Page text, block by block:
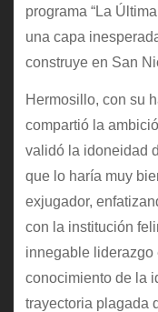
programa “La
una capa
construye en San
Hermosillo, con su
compartió la
validó la idoneidad
que lo haría muy
exjugador,
con la institución
innegable liderazgo
conocimiento de la
trayectoria plagada